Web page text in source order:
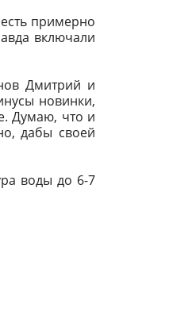
примерно
включали
Дмитрий и
новинки,
Думаю, что и
дабы своей
воды до 6-7